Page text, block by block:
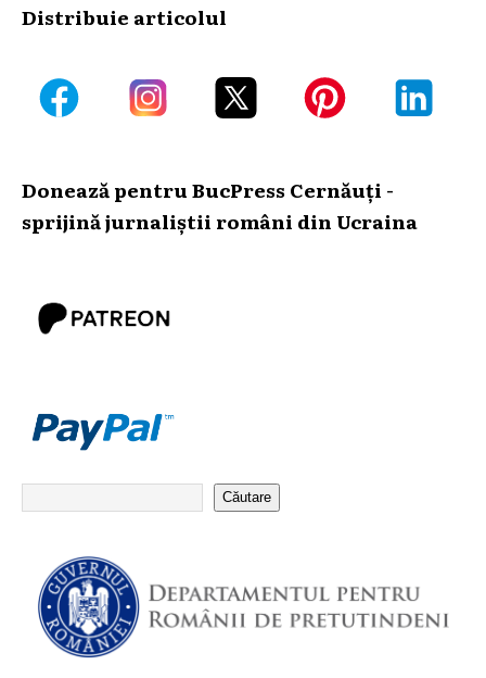
Distribuie articolul
Donează pentru BucPress Cernăuți -
sprijină jurnaliștii români din Ucraina
Căutare